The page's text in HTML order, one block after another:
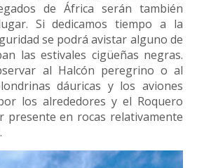
de África serán también
Si dedicamos tiempo a la
se podrá avistar alguno de
las estivales cigüeñas negras.
al Halcón peregrino o al
dáuricas y los aviones
los alrededores y el Roquero
presente en rocas relativamente